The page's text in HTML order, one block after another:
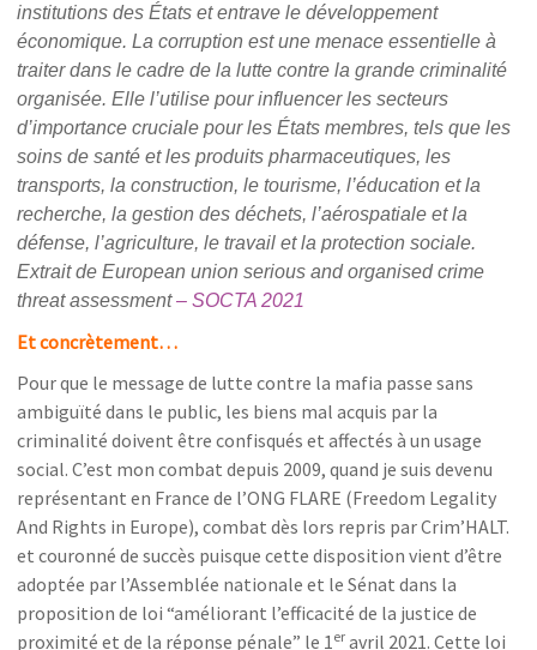
institutions des États et entrave le développement
économique. La corruption est une menace essentielle à
traiter dans le cadre de la lutte contre la grande criminalité
organisée. Elle l’utilise pour influencer les secteurs
d’importance cruciale pour les États membres, tels que les
soins de santé et les produits pharmaceutiques, les
transports, la construction, le tourisme, l’éducation et la
recherche, la gestion des déchets, l’aérospatiale et la
défense, l’agriculture, le travail et la protection sociale.
Extrait de European union serious and organised crime
threat assessment– SOCTA 2021
Et concrètement…
Pour que le message de lutte contre la mafia passe sans
ambiguïté dans le public, les biens mal acquis par la
criminalité doivent être confisqués et affectés à un usage
social. C’est mon combat depuis 2009, quand je suis devenu
représentant en France de l’ONG FLARE (Freedom Legality
And Rights in Europe), combat dès lors repris par Crim’HALT.
et couronné de succès puisque cette disposition vient d’être
adoptée par l’Assemblée nationale et le Sénat dans la
proposition de loi “améliorant l’efficacité de la justice de
proximité et de la réponse pénale” le 1 er avril 2021. Cette loi